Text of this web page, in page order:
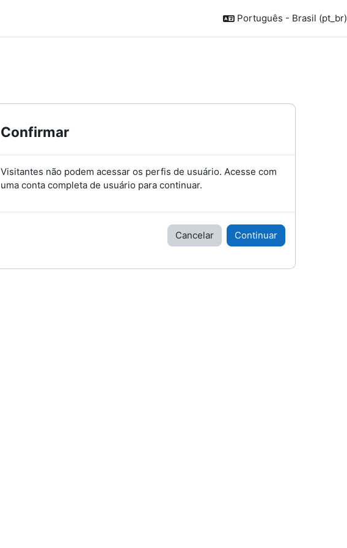
Português - Brasil ‎(pt_br)‎
Confirmar
Visitantes não podem acessar os perfis de usuário. Acesse com
uma conta completa de usuário para continuar.
Cancelar Continuar